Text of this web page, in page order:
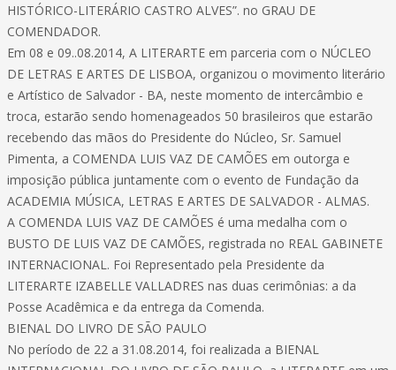
HISTÓRICO-LITERÁRIO CASTRO ALVES”. no GRAU DE
COMENDADOR.
Em 08 e 09..08.2014, A LITERARTE em parceria com o NÚCLEO
DE LETRAS E ARTES DE LISBOA, organizou o movimento literário
e Artístico de Salvador - BA, neste momento de intercâmbio e
troca, estarão sendo homenageados 50 brasileiros que estarão
recebendo das mãos do Presidente do Núcleo, Sr. Samuel
Pimenta, a COMENDA LUIS VAZ DE CAMÕES em outorga e
imposição pública juntamente com o evento de Fundação da
ACADEMIA MÚSICA, LETRAS E ARTES DE SALVADOR - ALMAS.
A COMENDA LUIS VAZ DE CAMÕES é uma medalha com o
BUSTO DE LUIS VAZ DE CAMÕES, registrada no REAL GABINETE
INTERNACIONAL. Foi Representado pela Presidente da
LITERARTE IZABELLE VALLADRES nas duas cerimônias: a da
Posse Acadêmica e da entrega da Comenda.
BIENAL DO LIVRO DE SÃO PAULO
No período de 22 a 31.08.2014, foi realizada a BIENAL